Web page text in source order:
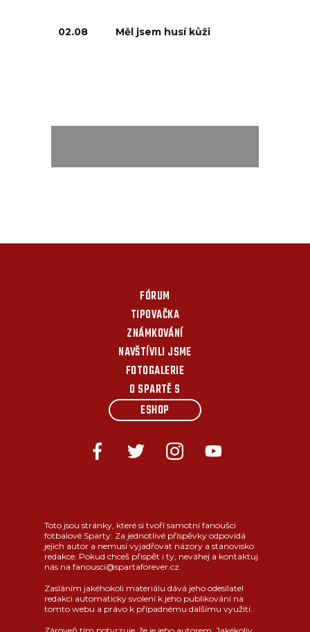
02.08 Měl jsem husí kůži
FÓRUM
TIPOVAČKA
ZNÁMKOVÁNÍ
NAVŠTÍVILI JSME
FOTOGALERIE
O SPARTĚ S
ESHOP
Toto jsou stránky, které si tvoří samotní fanoušci
fotbalové Sparty. Za jednotlivé příspěvky odpovídá
jejich autor a nemusí vyjadřovat názory a stanovisko
redakce. Pokud chceš přispět i ty, neváhej a kontaktuj
nás na fanousci@spartaforever.cz.
Zasláním jakéhokoli materiálu dává jeho odesílatel
redakci automaticky svolení k jeho publikování na
tomto webu a právo k případnému dalšímu využití.